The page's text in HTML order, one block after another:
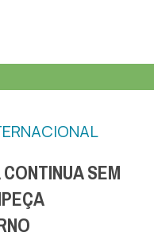
SEM